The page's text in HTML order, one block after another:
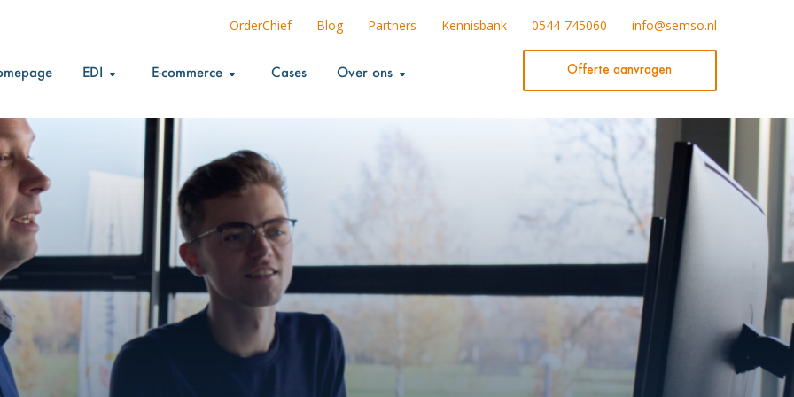
OrderChief Blog Partners Kennisbank 0544-745060 info@semso.nl
EDI E-commerce Cases Over ons Offerte aanvragen